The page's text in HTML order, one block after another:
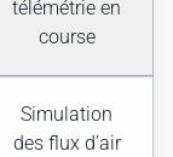
télémétrie en
course
Simulation
des flux d’air